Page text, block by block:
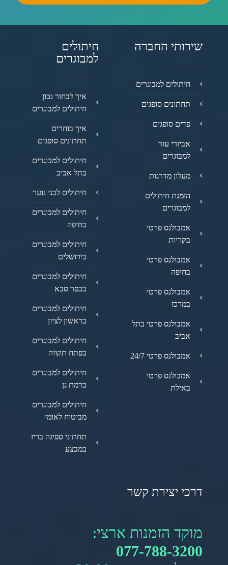
שירותי החברה
חיתולים למבוגרים
תחתונים סופגים
פדים סופגים
אביזרי עזר
למבוגרים
מעלון מדרגות
הזמנת חיתולים
למבוגרים
אמבולנס פרטי
בקריות
אמבולנס פרטי
בחיפה
אמבולנס פרטי
במרכז
אמבולנס פרטי בתל
אביב
אמבולנס פרטי 24/7
אמבולנס פרטי
באילת
חיתולים
למבוגרים
איך לבחור נכון
חיתולים למבוגרים
איך בוחרים
תחתונים סופגים
חיתולים למבוגרים
בתל אביב
חיתולים לבני נוער
חיתולים למבוגרים
בחיפה
חיתולים למבוגרים
בירושלים
חיתולים למבוגרים
בכפר סבא
חיתולים למבוגרים
בראשון לציון
חיתולים למבוגרים
בפתח תקווה
חיתולים למבוגרים
ברמת גן
חיתולים למבוגרים
מביטוח לאומי
תחתוני ספיגה בריז
במבצע
דרכי יצירת קשר
מוקד הזמנות ארצי:
077-788-3200